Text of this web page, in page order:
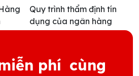
Quy trình thẩm định tín
dụng của ngân hàng
phí cùng